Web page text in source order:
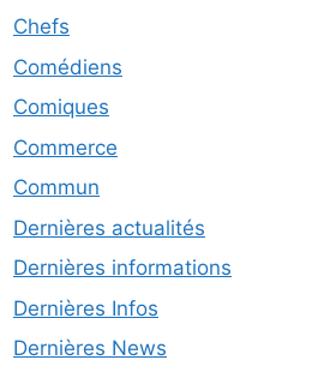
Chefs
Comédiens
Comiques
Commerce
Commun
Dernières actualités
Dernières informations
Dernières Infos
Dernières News